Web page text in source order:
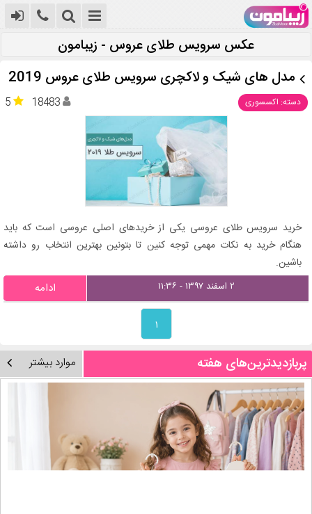
عکس سرویس طلای عروس - زیبامون
مدل های شیک و لاکچری سرویس طلای عروس 2019
دسته: اکسسوری 5 18483
خرید سرویس طلای عروسی یکی از خریدهای اصلی عروسی است که باید
هنگام خرید به نکات مهمی توجه کنین تا بتونین بهترین انتخاب رو داشته
باشین.
۲ اسفند ۱۳۹۷ - ۱۱:۳۶ ادامه
۱
پربازدیدترین‌های هفته موارد بیشتر